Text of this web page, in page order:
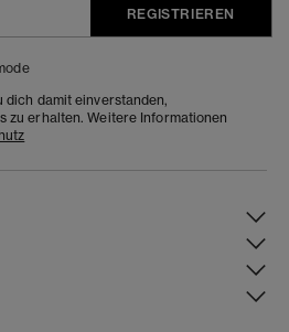
REGISTRIEREN
damit einverstanden,
zu erhalten. Weitere Informationen